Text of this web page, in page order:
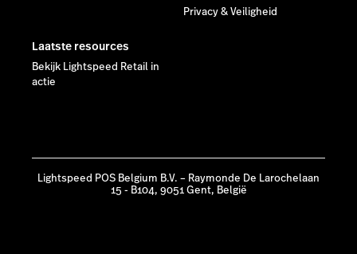
Privacy & Veiligheid
Laatste resources
Bekijk Lightspeed Retail in
actie
Lightspeed POS Belgium B.V. – Raymonde De Larochelaan
15 - B104, 9051 Gent, België